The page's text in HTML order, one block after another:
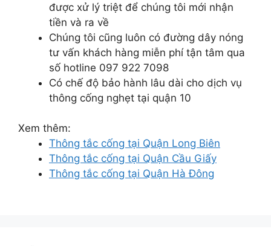
được xử lý triệt để chúng tôi mới nhận
tiền và ra về
Chúng tôi cũng luôn có đường dây nóng
tư vấn khách hàng miễn phí tận tâm qua
số hotline 097 922 7098
Có chế độ bảo hành lâu dài cho dịch vụ
thông cống nghẹt tại quận 10
Xem thêm:
Thông tắc cống tại Quận Long Biên
Thông tắc cống tại Quận Cầu Giấy
Thông tắc cống tại Quận Hà Đông